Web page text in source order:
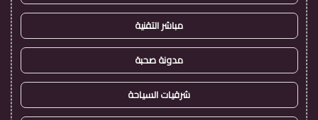
مباشر التقنية
مدونة صحبة
شرقيات السياحة